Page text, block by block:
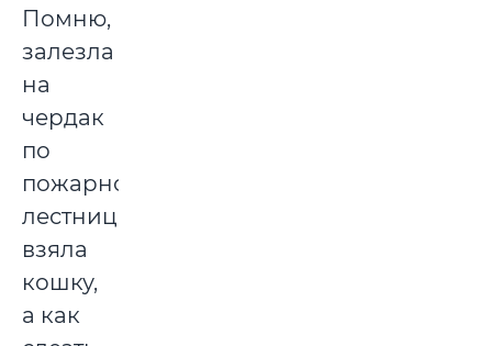
Помню,
залезла
на
чердак
по
пожарной
лестнице,
взяла
кошку,
а как